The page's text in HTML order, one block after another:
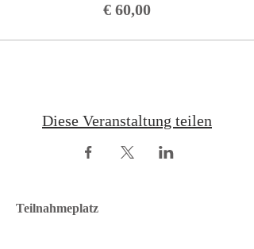
€ 60,00
Diese Veranstaltung teilen
Teilnahmeplatz